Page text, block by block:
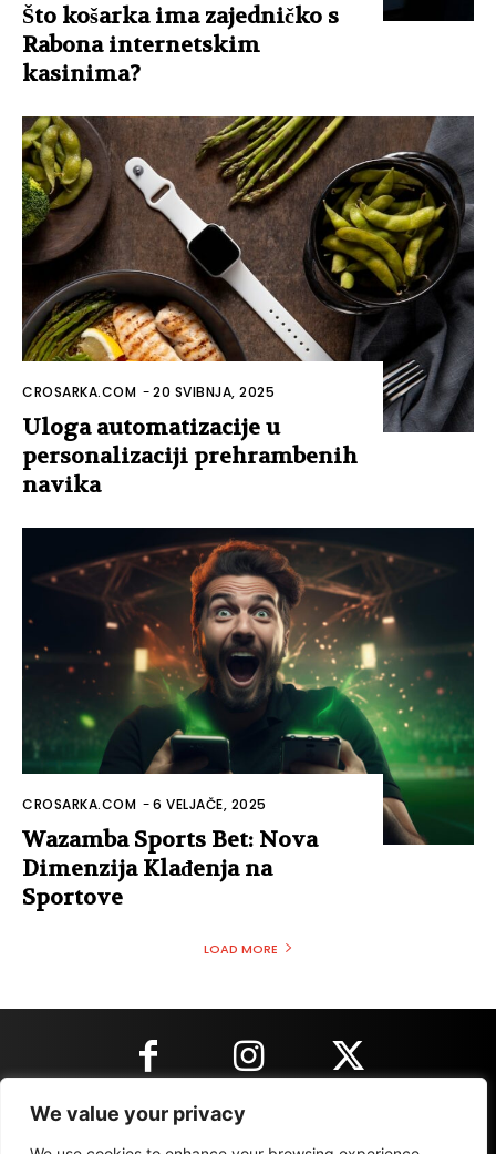
We value your privacy
Što košarka ima zajedničko s
Rabona internetskim
kasinima?
CROSARKA.COM -20 SVIBNJA, 2025
Uloga automatizacije u
personalizaciji prehrambenih
navika
CROSARKA.COM -6 VELJAČE, 2025
Wazamba Sports Bet: Nova
Dimenzija Klađenja na
Sportove
LOAD MORE
KONTAKT INFORMACIJE